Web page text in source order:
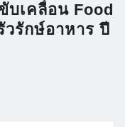
เคลื่อน Food
รักษ์อาหาร ปี